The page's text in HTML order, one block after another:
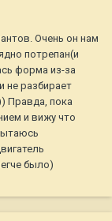
Очень он нам
потрепан(и
форма из-за
не разбирает
Правда, пока
и вижу что
было)